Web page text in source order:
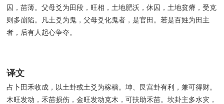
囚，苗薄。父母爻为田段，旺相，土地肥沃，休囚，土地贫瘠，受克
则多崩陷。凡土爻为鬼，父母爻化鬼者，是官田。若是百姓为田主
者，后有人起心争夺。
译文
占卜田禾收成，以土卦或土爻为稼穑。坤、艮宫卦有利，兼可得财。
木旺发动，禾苗损伤，金旺发动克木，可扶助禾苗。坎卦主多水灾，